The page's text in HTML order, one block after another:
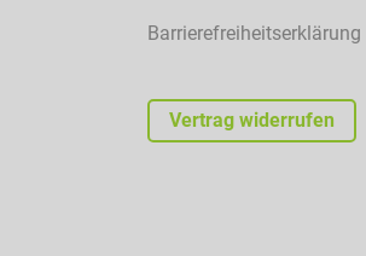
Barrierefreiheitserklärung
Vertrag widerrufen